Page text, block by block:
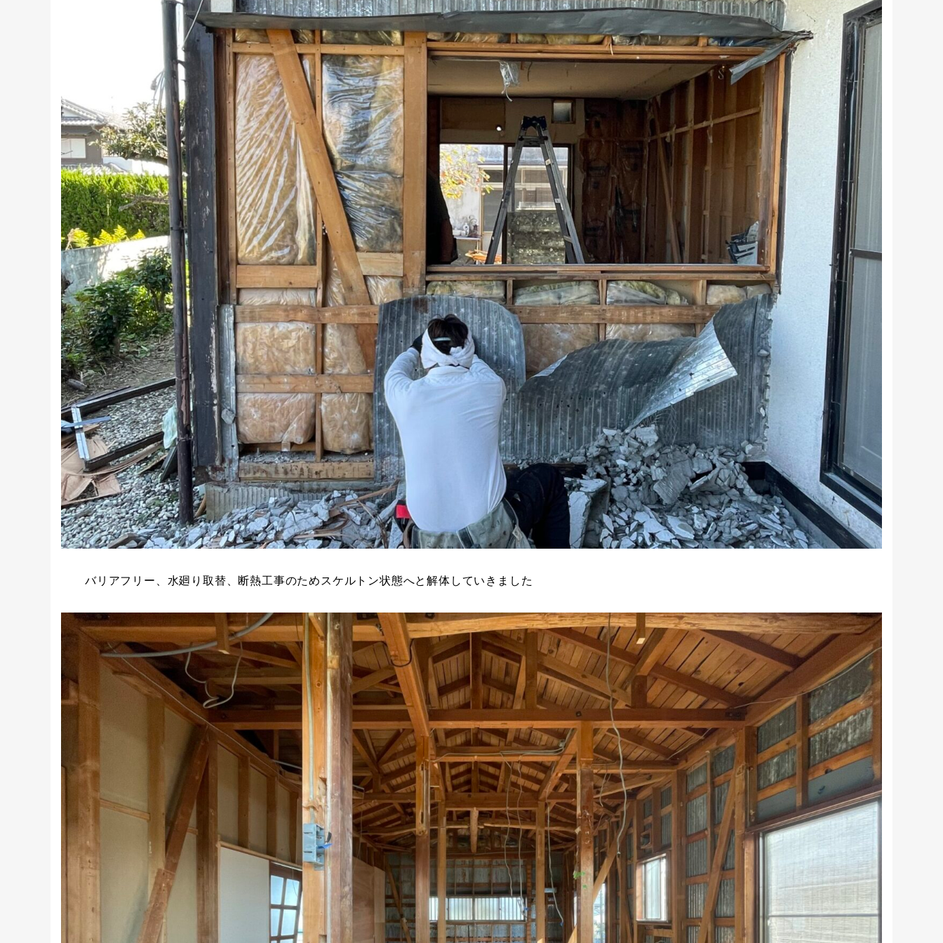
バリアフリー、水廻り取替、断熱工事のためスケルトン状態へと解体していきました